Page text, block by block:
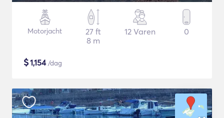
Motorjacht
27 ft
8 m
12 Varen 0
$1,154/dag